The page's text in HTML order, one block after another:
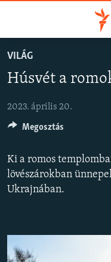
Akadálymentes
Ugrás
Ugrás
Ugrás
keresésre
AKTUÁLIS
PODCASTOK
VIDEÓK
NER15
SZABADON
DEMOKRÁCIA
A PÉNZ NYOMÁBAN
VILÁG
Húsvét a
2023. április 20.
Ki a romos
lövészárokban
Ukrajnában.
Megosztás